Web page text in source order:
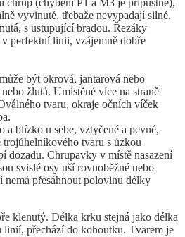
vyvinuté, třebaže nevypadají silné.
s ustupující bradou. Řezáky
perfektní linii, vzájemně dobře
být okrová, jantarová nebo
žlutá. Umístěné více na straně
tvaru, okraje očních víček
a blízko u sebe, vztyčené a pevné,
trojúhelníkového tvaru s úzkou
dozadu. Chrupavky v místě nasazení
svislé osy uší rovnoběžné nebo
nemá přesáhnout polovinu délky
klenutý. Délka krku stejná jako délka
přechází do kohoutku. Tvarem je